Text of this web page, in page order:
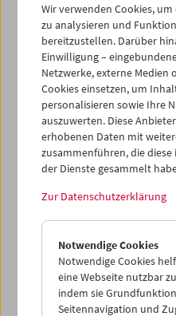
Buchpräsentation und
Das filmische
Wir verwenden Cookies,
zu analysieren und
bereitzustellen. Darüber
Einwilligung –
Netzwerke, externe Medien
Cookies einsetzen, um
personalisieren sowie Ihre
auszuwerten. Diese
erhobenen Daten mit
zusammenführen, die
der Dienste gesammelt
Zur Datenschutzerklärung
Notwendige Cookies
Notwendige Cookies
eine Webseite nutzbar
indem sie
Seitennavigation und